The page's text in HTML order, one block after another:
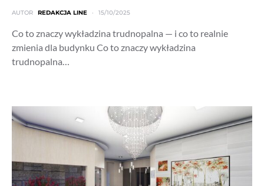
AUTOR REDAKCJA LINE 15/10/2025
Co to znaczy wykładzina trudnopalna — i co to realnie
zmienia dla budynku Co to znaczy wykładzina
trudnopalna…